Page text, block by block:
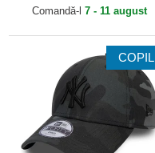
Capslab
Comandă-l 7 - 11 august
COPIL